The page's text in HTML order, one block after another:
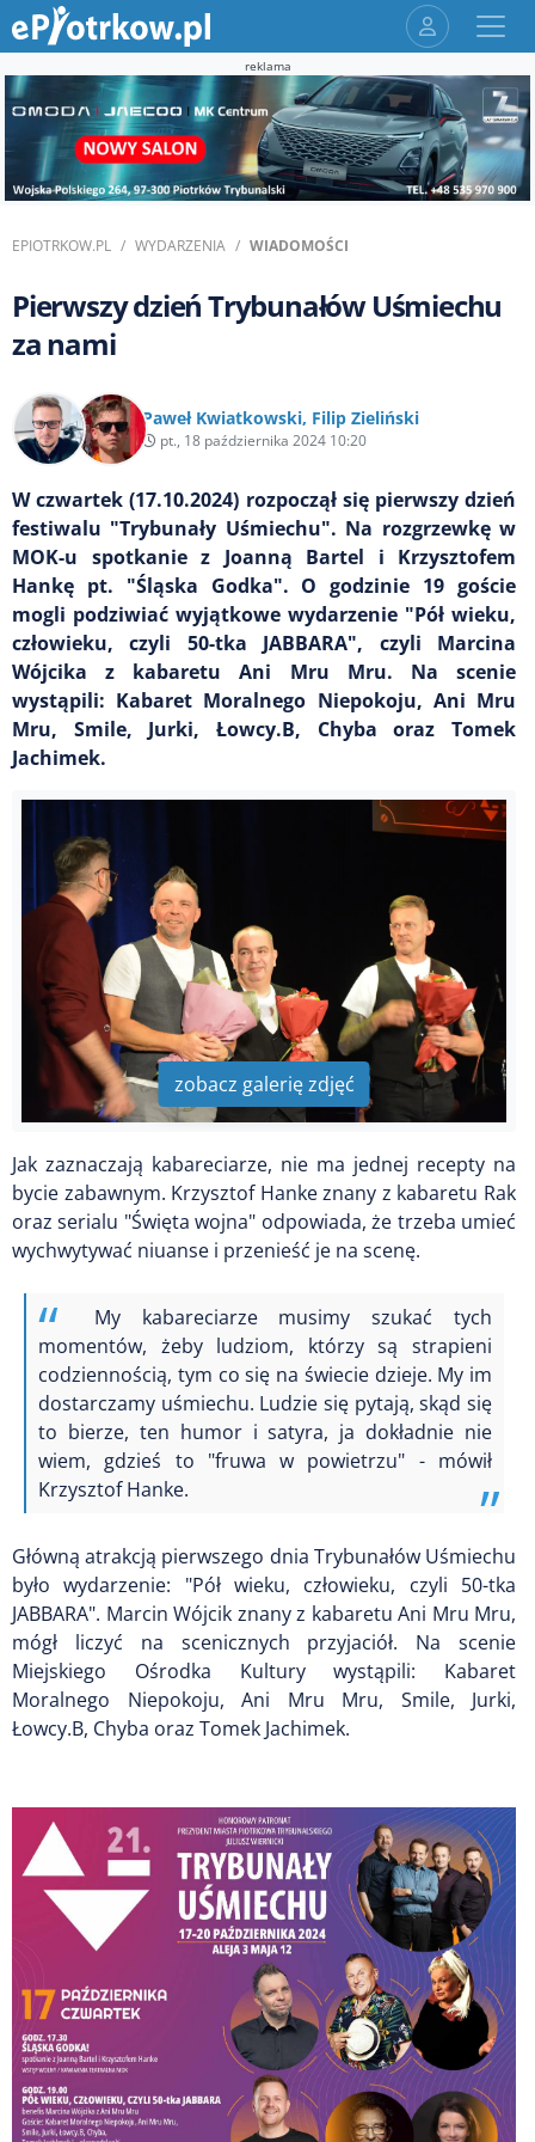
reklama
EPIOTRKOW.PL WYDARZENIA WIADOMOŚCI
Pierwszy dzień Trybunałów Uśmiechu
za nami
Paweł Kwiatkowski, Filip Zieliński
pt., 18 października 2024 10:20
W czwartek (17.10.2024) rozpoczął się pierwszy dzień
festiwalu "Trybunały Uśmiechu". Na rozgrzewkę w
MOK-u spotkanie z Joanną Bartel i Krzysztofem
Hankę pt. "Śląska Godka". O godzinie 19 goście
mogli podziwiać wyjątkowe wydarzenie "Pół wieku,
człowieku, czyli 50-tka JABBARA", czyli Marcina
Wójcika z kabaretu Ani Mru Mru. Na scenie
wystąpili: Kabaret Moralnego Niepokoju, Ani Mru
Mru, Smile, Jurki, Łowcy.B, Chyba oraz Tomek
Jachimek.
zobacz galerię zdjęć
Jak zaznaczają kabareciarze, nie ma jednej recepty na
bycie zabawnym. Krzysztof Hanke znany z kabaretu Rak
oraz serialu "Święta wojna" odpowiada, że trzeba umieć
wychwytywać niuanse i przenieść je na scenę.
My kabareciarze musimy szukać tych
momentów, żeby ludziom, którzy są strapieni
codziennością, tym co się na świecie dzieje. My im
dostarczamy uśmiechu. Ludzie się pytają, skąd się
to bierze, ten humor i satyra, ja dokładnie nie
wiem, gdzieś to "fruwa w powietrzu" - mówił
Krzysztof Hanke.
Główną atrakcją pierwszego dnia Trybunałów Uśmiechu
było wydarzenie: "Pół wieku, człowieku, czyli 50-tka
JABBARA". Marcin Wójcik znany z kabaretu Ani Mru Mru,
mógł liczyć na scenicznych przyjaciół. Na scenie
Miejskiego Ośrodka Kultury wystąpili: Kabaret
Moralnego Niepokoju, Ani Mru Mru, Smile, Jurki,
Łowcy.B, Chyba oraz Tomek Jachimek.